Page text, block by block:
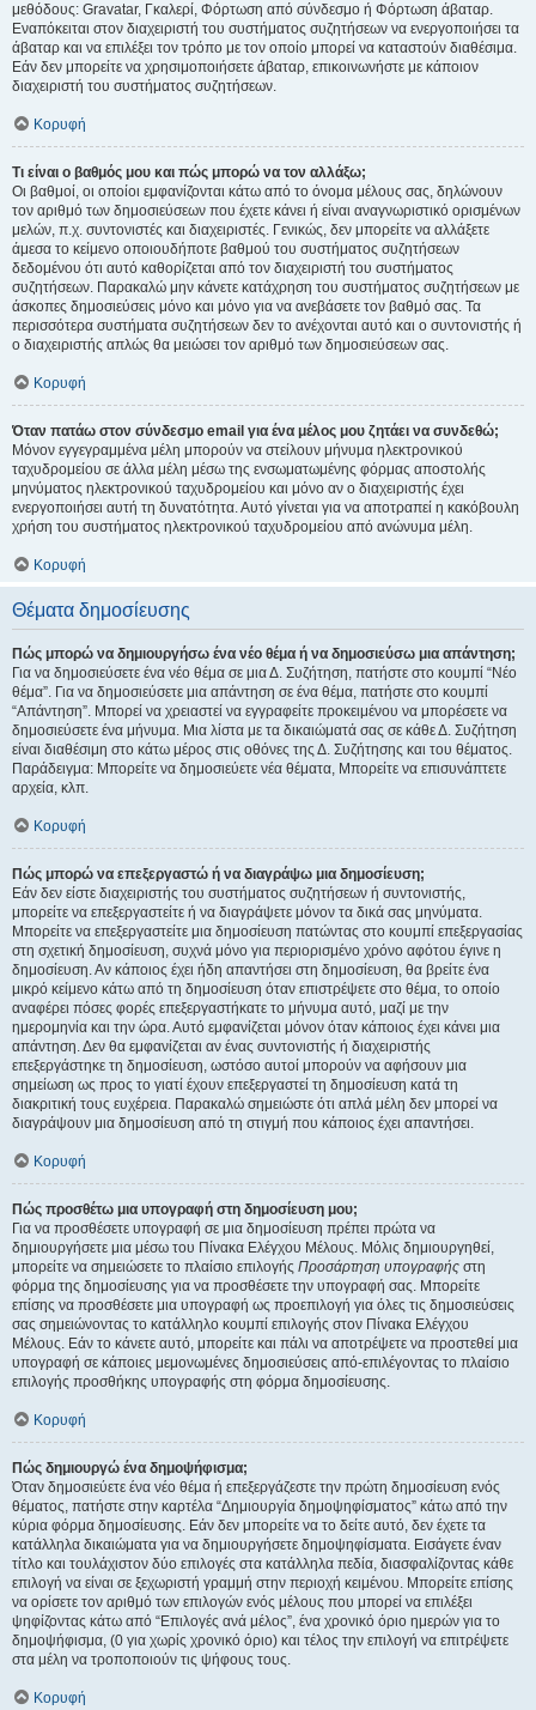
μεθόδους: Gravatar, Γκαλερί, Φόρτωση από σύνδεσμο ή Φόρτωση άβαταρ.
Εναπόκειται στον διαχειριστή του συστήματος συζητήσεων να ενεργοποιήσει τα
άβαταρ και να επιλέξει τον τρόπο με τον οποίο μπορεί να καταστούν διαθέσιμα.
Εάν δεν μπορείτε να χρησιμοποιήσετε άβαταρ, επικοινωνήστε με κάποιον
διαχειριστή του συστήματος συζητήσεων.
Κορυφή
Τι είναι ο βαθμός μου και πώς μπορώ να τον αλλάξω;
Οι βαθμοί, οι οποίοι εμφανίζονται κάτω από το όνομα μέλους σας, δηλώνουν
τον αριθμό των δημοσιεύσεων που έχετε κάνει ή είναι αναγνωριστικό ορισμένων
μελών, π.χ. συντονιστές και διαχειριστές. Γενικώς, δεν μπορείτε να αλλάξετε
άμεσα το κείμενο οποιουδήποτε βαθμού του συστήματος συζητήσεων
δεδομένου ότι αυτό καθορίζεται από τον διαχειριστή του συστήματος
συζητήσεων. Παρακαλώ μην κάνετε κατάχρηση του συστήματος συζητήσεων με
άσκοπες δημοσιεύσεις μόνο και μόνο για να ανεβάσετε τον βαθμό σας. Τα
περισσότερα συστήματα συζητήσεων δεν το ανέχονται αυτό και ο συντονιστής ή
ο διαχειριστής απλώς θα μειώσει τον αριθμό των δημοσιεύσεων σας.
Κορυφή
Όταν πατάω στον σύνδεσμο email για ένα μέλος μου ζητάει να συνδεθώ;
Μόνον εγγεγραμμένα μέλη μπορούν να στείλουν μήνυμα ηλεκτρονικού
ταχυδρομείου σε άλλα μέλη μέσω της ενσωματωμένης φόρμας αποστολής
μηνύματος ηλεκτρονικού ταχυδρομείου και μόνο αν ο διαχειριστής έχει
ενεργοποιήσει αυτή τη δυνατότητα. Αυτό γίνεται για να αποτραπεί η κακόβουλη
χρήση του συστήματος ηλεκτρονικού ταχυδρομείου από ανώνυμα μέλη.
Κορυφή
Θέματα δημοσίευσης
Πώς μπορώ να δημιουργήσω ένα νέο θέμα ή να δημοσιεύσω μια απάντηση;
Για να δημοσιεύσετε ένα νέο θέμα σε μια Δ. Συζήτηση, πατήστε στο κουμπί “Νέο
θέμα”. Για να δημοσιεύσετε μια απάντηση σε ένα θέμα, πατήστε στο κουμπί
“Απάντηση”. Μπορεί να χρειαστεί να εγγραφείτε προκειμένου να μπορέσετε να
δημοσιεύσετε ένα μήνυμα. Μια λίστα με τα δικαιώματά σας σε κάθε Δ. Συζήτηση
είναι διαθέσιμη στο κάτω μέρος στις οθόνες της Δ. Συζήτησης και του θέματος.
Παράδειγμα: Μπορείτε να δημοσιεύετε νέα θέματα, Μπορείτε να επισυνάπτετε
αρχεία, κλπ.
Κορυφή
Πώς μπορώ να επεξεργαστώ ή να διαγράψω μια δημοσίευση;
Εάν δεν είστε διαχειριστής του συστήματος συζητήσεων ή συντονιστής,
μπορείτε να επεξεργαστείτε ή να διαγράψετε μόνον τα δικά σας μηνύματα.
Μπορείτε να επεξεργαστείτε μια δημοσίευση πατώντας στο κουμπί επεξεργασίας
στη σχετική δημοσίευση, συχνά μόνο για περιορισμένο χρόνο αφότου έγινε η
δημοσίευση. Αν κάποιος έχει ήδη απαντήσει στη δημοσίευση, θα βρείτε ένα
μικρό κείμενο κάτω από τη δημοσίευση όταν επιστρέψετε στο θέμα, το οποίο
αναφέρει πόσες φορές επεξεργαστήκατε το μήνυμα αυτό, μαζί με την
ημερομηνία και την ώρα. Αυτό εμφανίζεται μόνον όταν κάποιος έχει κάνει μια
απάντηση. Δεν θα εμφανίζεται αν ένας συντονιστής ή διαχειριστής
επεξεργάστηκε τη δημοσίευση, ωστόσο αυτοί μπορούν να αφήσουν μια
σημείωση ως προς το γιατί έχουν επεξεργαστεί τη δημοσίευση κατά τη
διακριτική τους ευχέρεια. Παρακαλώ σημειώστε ότι απλά μέλη δεν μπορεί να
διαγράψουν μια δημοσίευση από τη στιγμή που κάποιος έχει απαντήσει.
Κορυφή
Πώς προσθέτω μια υπογραφή στη δημοσίευση μου;
Για να προσθέσετε υπογραφή σε μια δημοσίευση πρέπει πρώτα να
δημιουργήσετε μια μέσω του Πίνακα Ελέγχου Μέλους. Μόλις δημιουργηθεί,
μπορείτε να σημειώσετε το πλαίσιο επιλογής Προσάρτηση υπογραφής στη
φόρμα της δημοσίευσης για να προσθέσετε την υπογραφή σας. Μπορείτε
επίσης να προσθέσετε μια υπογραφή ως προεπιλογή για όλες τις δημοσιεύσεις
σας σημειώνοντας το κατάλληλο κουμπί επιλογής στον Πίνακα Ελέγχου
Μέλους. Εάν το κάνετε αυτό, μπορείτε και πάλι να αποτρέψετε να προστεθεί μια
υπογραφή σε κάποιες μεμονωμένες δημοσιεύσεις από-επιλέγοντας το πλαίσιο
επιλογής προσθήκης υπογραφής στη φόρμα δημοσίευσης.
Κορυφή
Πώς δημιουργώ ένα δημοψήφισμα;
Όταν δημοσιεύετε ένα νέο θέμα ή επεξεργάζεστε την πρώτη δημοσίευση ενός
θέματος, πατήστε στην καρτέλα “Δημιουργία δημοψηφίσματος” κάτω από την
κύρια φόρμα δημοσίευσης. Εάν δεν μπορείτε να το δείτε αυτό, δεν έχετε τα
κατάλληλα δικαιώματα για να δημιουργήσετε δημοψηφίσματα. Εισάγετε έναν
τίτλο και τουλάχιστον δύο επιλογές στα κατάλληλα πεδία, διασφαλίζοντας κάθε
επιλογή να είναι σε ξεχωριστή γραμμή στην περιοχή κειμένου. Μπορείτε επίσης
να ορίσετε τον αριθμό των επιλογών ενός μέλους που μπορεί να επιλέξει
ψηφίζοντας κάτω από “Επιλογές ανά μέλος”, ένα χρονικό όριο ημερών για το
δημοψήφισμα, (0 για χωρίς χρονικό όριο) και τέλος την επιλογή να επιτρέψετε
στα μέλη να τροποποιούν τις ψήφους τους.
Κορυφή